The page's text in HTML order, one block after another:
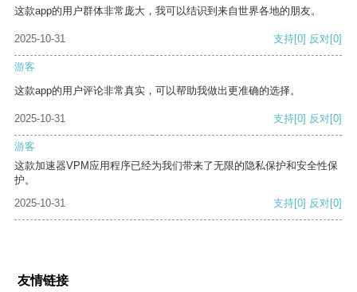
这款app的用户群体非常庞大，我可以结识到来自世界各地的朋友。
2025-10-31 支持[0] 反对[0]
游客
这款app的用户评论非常真实，可以帮助我做出更准确的选择。
2025-10-31 支持[0] 反对[0]
游客
这款加速器VPM应用程序已经为我们带来了无限的隐私保护和安全性保
护。
2025-10-31
支持[0] 反对[0]
友情链接